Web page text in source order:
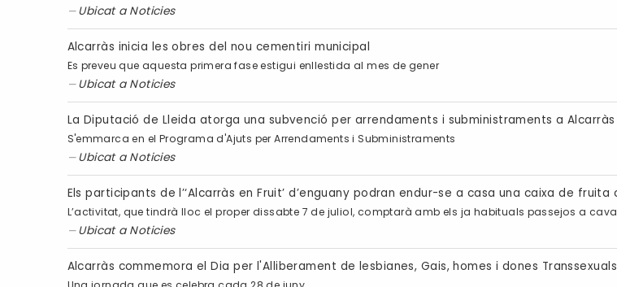
Ubicat a Noticies
Alcarràs inicia les obres del nou cementiri municipal
Es preveu que aquesta primera fase estigui enllestida al mes de gener
Ubicat a Noticies
La Diputació de Lleida atorga una subvenció per arrendaments i subministraments a Alcarràs
S'emmarca en el Programa d'Ajuts per Arrendaments i Subministraments
Ubicat a Noticies
Els participants de l’‘Alcarràs en Fruit’ d’enguany podran endur-se a casa una caixa de
L’activitat, que tindrà lloc el proper dissabte 7 de juliol, comptarà amb els ja habituals passejos a
Ubicat a Noticies
Alcarràs commemora el Dia per l'Alliberament de lesbianes, Gais, homes i dones